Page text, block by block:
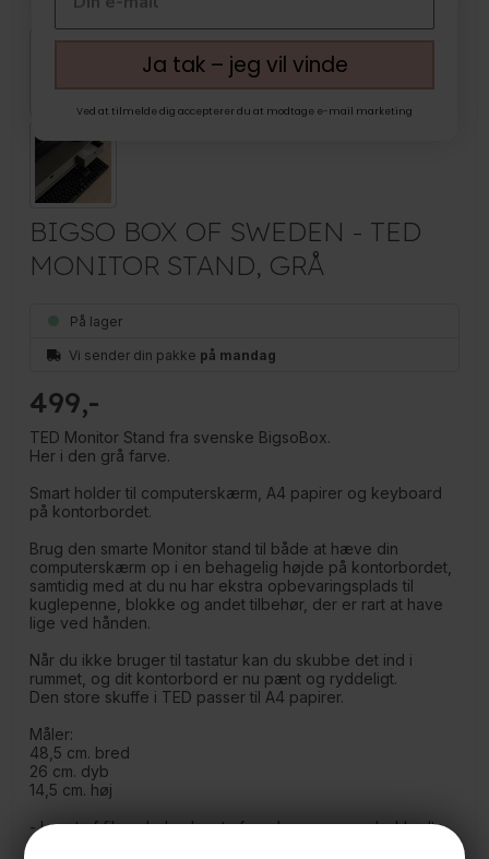
BIGSO BOX OF SWEDEN - TED
MONITOR STAND, GRÅ
På lager
Vi sender din pakke på mandag
499
TED Monitor Stand fra svenske BigsoBox.
Her i den grå farve.
Smart holder til computerskærm, A4 papirer og keyboard
på kontorbordet.
Brug den smarte Monitor stand til både at hæve din
computerskærm op i en behagelig højde på kontorbordet,
samtidig med at du nu har ekstra opbevaringsplads til
kuglepenne, blokke og andet tilbehør, der er rart at have
lige ved hånden.
Når du ikke bruger til tastatur kan du skubbe det ind i
rummet, og dit kontorbord er nu pænt og ryddeligt.
Den store skuffe i TED passer til A4 papirer.
Måler:
48,5 cm. bred
26 cm. dyb
14,5 cm. høj
- Lavet af fiberplader, lavet af genbrugspap og beklædt
Ja tak – jeg vil vinde
Ved at tilmelde dig accepterer du at modtage e-mail marketing